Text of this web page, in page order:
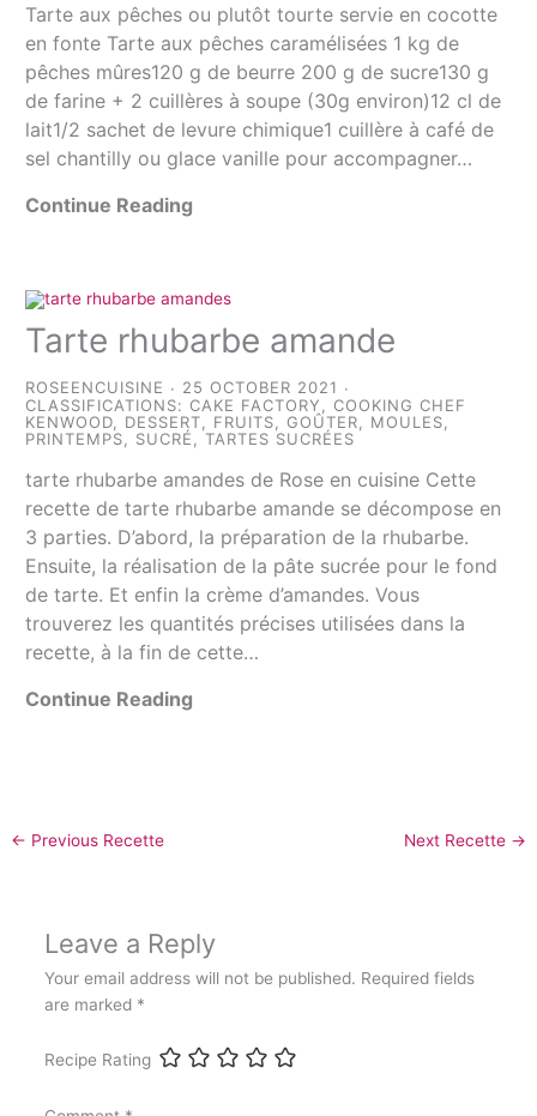
Tarte aux pêches ou plutôt tourte servie en cocotte
en fonte Tarte aux pêches caramélisées 1 kg de
pêches mûres120 g de beurre 200 g de sucre130 g
de farine + 2 cuillères à soupe (30g environ)12 cl de
lait1/2 sachet de levure chimique1 cuillère à café de
sel chantilly ou glace vanille pour accompagner…
Continue Reading
Tarte rhubarbe amande
ROSEENCUISINE
25 OCTOBER 2021
CLASSIFICATIONS:CAKE FACTORY,COOKING CHEF
KENWOOD, DESSERT, FRUITS,GOÛTER, MOULES,
PRINTEMPS, SUCRÉ,TARTES SUCRÉES
tarte rhubarbe amandes de Rose en cuisine Cette
recette de tarte rhubarbe amande se décompose en
3 parties. D’abord, la préparation de la rhubarbe.
Ensuite, la réalisation de la pâte sucrée pour le fond
de tarte. Et enfin la crème d’amandes. Vous
trouverez les quantités précises utilisées dans la
recette, à la fin de cette…
Continue Reading
← Previous Recette Next Recette →
Leave a Reply
Your email address will not be published. Required fields
are marked *
Recipe Rating